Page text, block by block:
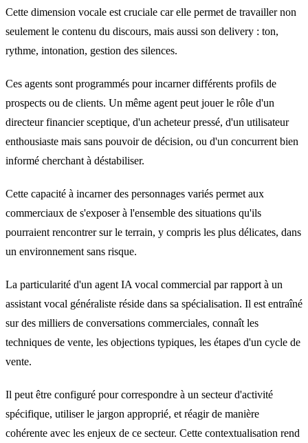
Cette dimension vocale est cruciale car elle permet de travailler non
seulement le contenu du discours, mais aussi son delivery : ton,
rythme, intonation, gestion des silences.
Ces agents sont programmés pour incarner différents profils de
prospects ou de clients. Un même agent peut jouer le rôle d'un
directeur financier sceptique, d'un acheteur pressé, d'un utilisateur
enthousiaste mais sans pouvoir de décision, ou d'un concurrent bien
informé cherchant à déstabiliser.
Cette capacité à incarner des personnages variés permet aux
commerciaux de s'exposer à l'ensemble des situations qu'ils
pourraient rencontrer sur le terrain, y compris les plus délicates, dans
un environnement sans risque.
La particularité d'un agent IA vocal commercial par rapport à un
assistant vocal généraliste réside dans sa spécialisation. Il est entraîné
sur des milliers de conversations commerciales, connaît les
techniques de vente, les objections typiques, les étapes d'un cycle de
vente.
Il peut être configuré pour correspondre à un secteur d'activité
spécifique, utiliser le jargon approprié, et réagir de manière
cohérente avec les enjeux de ce secteur. Cette contextualisation rend